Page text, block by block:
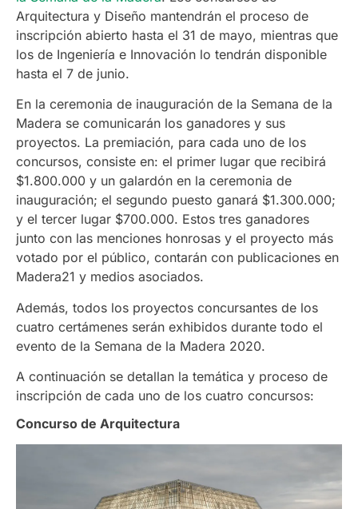
Arquitectura y Diseño mantendrán el proceso de
inscripción abierto hasta el 31 de mayo, mientras que
los de Ingeniería e Innovación lo tendrán disponible
hasta el 7 de junio.
En la ceremonia de inauguración de la Semana de la
Madera se comunicarán los ganadores y sus
proyectos. La premiación, para cada uno de los
concursos, consiste en: el primer lugar que recibirá
$1.800.000 y un galardón en la ceremonia de
inauguración; el segundo puesto ganará $1.300.000;
y el tercer lugar $700.000. Estos tres ganadores
junto con las menciones honrosas y el proyecto más
votado por el público, contarán con publicaciones en
Madera21 y medios asociados.
Además, todos los proyectos concursantes de los
cuatro certámenes serán exhibidos durante todo el
evento de la Semana de la Madera 2020.
A continuación se detallan la temática y proceso de
inscripción de cada uno de los cuatro concursos:
Concurso de Arquitectura